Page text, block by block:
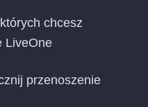
chcesz
LiveOne
przenoszenie